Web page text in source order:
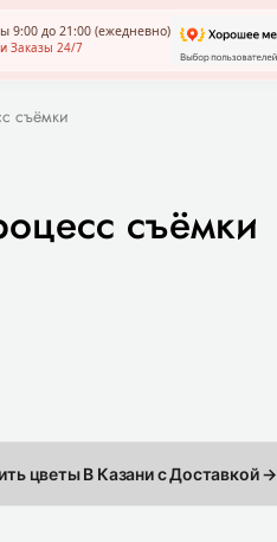
9:00 до 21:00 (ежедневно)
Заказы 24/7
съёмки
съёмки
цветы В Казани с Доставкой →